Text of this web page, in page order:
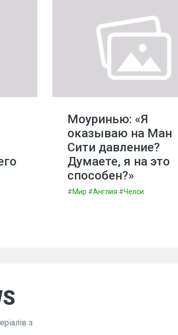
Моуринью: «Я
оказываю на Ман
Сити давление?
Думаете, я на это
способен?»
#Мир #Англия #Челси
з